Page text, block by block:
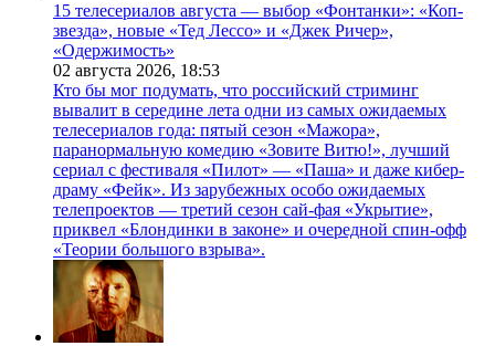
15 телесериалов августа — выбор «Фонтанки»: «Коп-
звезда», новые «Тед Лессо» и «Джек Ричер»,
«Одержимость»
02 августа 2026, 18:53
Кто бы мог подумать, что российский стриминг
вывалит в середине лета одни из самых ожидаемых
телесериалов года: пятый сезон «Мажора»,
паранормальную комедию «Зовите Витю!», лучший
сериал с фестиваля «Пилот» — «Паша» и даже кибер-
драму «Фейк». Из зарубежных особо ожидаемых
телепроектов — третий сезон сай-фая «Укрытие»,
приквел «Блондинки в законе» и очередной спин-офф
«Теории большого взрыва».